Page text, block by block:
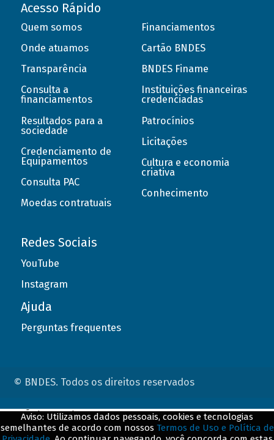
Acesso Rápido
Quem somos
Onde atuamos
Transparência
Consulta a
financiamentos
Resultados para a
sociedade
Credenciamento de
Equipamentos
Consulta PAC
Moedas contratuais
Financiamentos
Cartão BNDES
BNDES Finame
Instituições financeiras
credenciadas
Patrocínios
Licitações
Cultura e economia
criativa
Conhecimento
Redes Sociais
YouTube
Instagram
Ajuda
Perguntas frequentes
© BNDES. Todos os direitos reservados
Aviso: Utilizamos dados pessoais, cookies e tecnologias
semelhantes de acordo com nossos Termos de Uso e Política de
ConteÃºdo complementar
${title}${badge}